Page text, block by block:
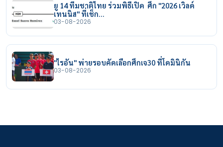
ยู 14 ทีมชาติไทย ร่วมพิธีเปิด ศึก "2026 เวิลด์
เทนนิส" ที่เช็ก…
03-08-2026
"ไรอัน" พ่ายรอบคัดเลือกศึกเจ30 ที่โดมินิกัน
03-08-2026